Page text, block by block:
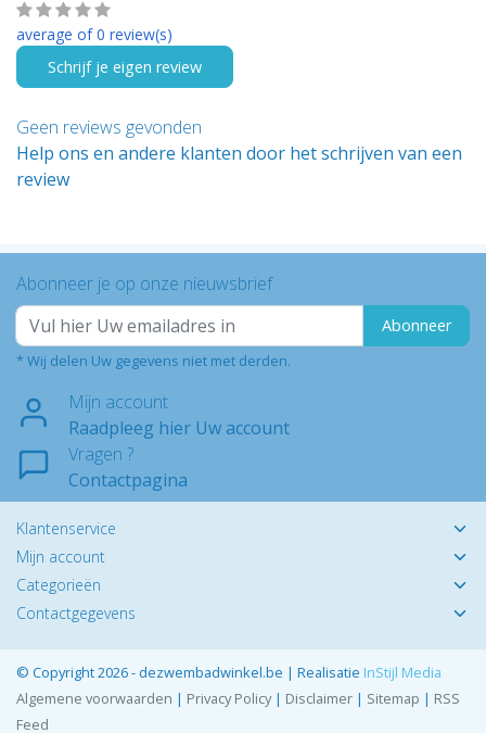
average of 0 review(s)
Schrijf je eigen review
Geen reviews gevonden
Help ons en andere klanten door het schrijven van een
review
Abonneer je op onze nieuwsbrief
Abonneer
* Wij delen Uw gegevens niet met derden.
Mijn account
Raadpleeg hier Uw account
Vragen ?
Contactpagina
Klantenservice
Mijn account
Categorieën
Contactgegevens
© Copyright 2026 - dezwembadwinkel.be | Realisatie InStijl Media
Algemene voorwaarden | Privacy Policy| Disclaimer | Sitemap | RSS
Feed